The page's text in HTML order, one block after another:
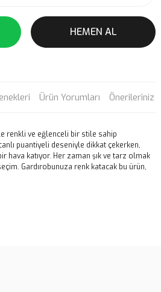
HEMEN AL
Ürün Yorumları Önerileriniz
renkli ve eğlenceli bir stile sahip
puantiyeli deseniyle dikkat çekerken,
hava katıyor. Her zaman şık ve tarz olmak
Gardırobunuza renk katacak bu ürün,